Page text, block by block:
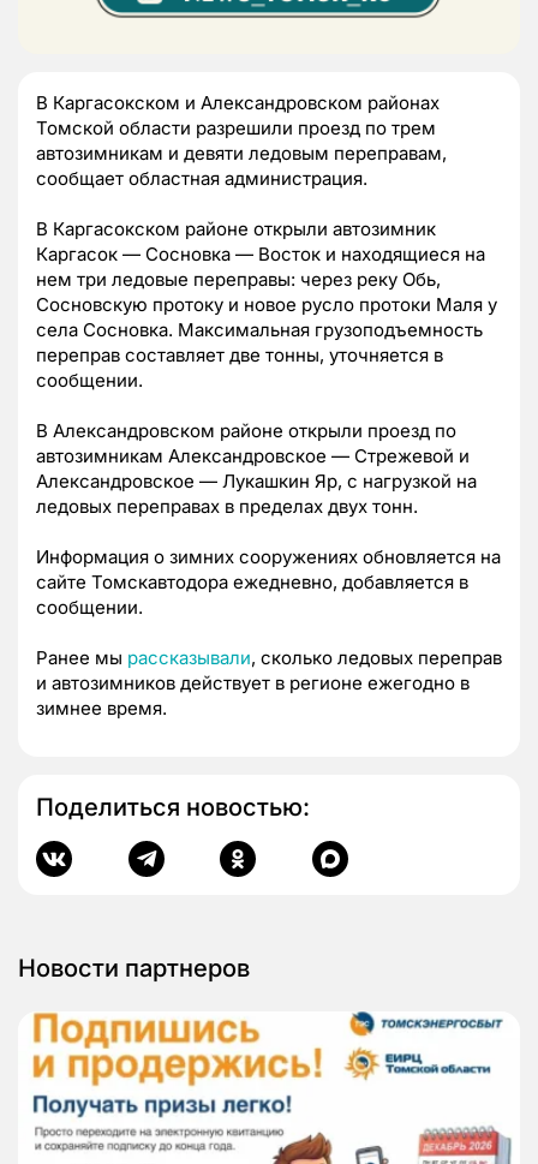
В Каргасокском и Александровском районах
Томской области разрешили проезд по трем
автозимникам и девяти ледовым переправам,
сообщает областная администрация.
В Каргасокском районе открыли автозимник
Каргасок — Сосновка — Восток и находящиеся на
нем три ледовые переправы: через реку Обь,
Сосновскую протоку и новое русло протоки Маля у
села Сосновка. Максимальная грузоподъемность
переправ составляет две тонны, уточняется в
сообщении.
В Александровском районе открыли проезд по
автозимникам Александровское — Стрежевой и
Александровское — Лукашкин Яр, с нагрузкой на
ледовых переправах в пределах двух тонн.
Информация о зимних сооружениях обновляется на
сайте Томскавтодора ежедневно, добавляется в
сообщении.
Ранее мы рассказывали, сколько ледовых переправ
и автозимников действует в регионе ежегодно в
зимнее время.
Поделиться новостью:
Новости партнеров